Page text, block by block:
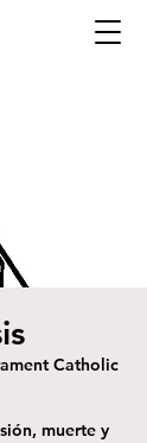
Catholic
muerte y